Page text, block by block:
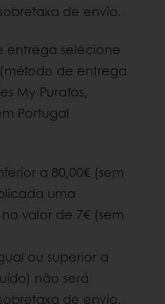
de envio.
entrega selecione
(método de entrega
My Puratos,
Portugal
a 80,00€ (sem
uma
valor de 7€ (sem
ou superior a
não será
de envio.